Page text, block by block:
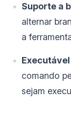
Suporte a
alternar
a
Executável
comando
sejam